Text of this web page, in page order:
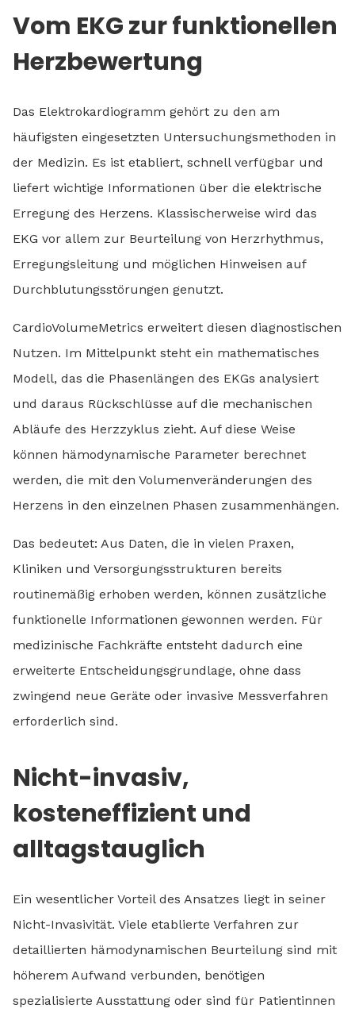
Vom EKG zur funktionellen
Herzbewertung
Das Elektrokardiogramm gehört zu den am
häufigsten eingesetzten Untersuchungsmethoden in
der Medizin. Es ist etabliert, schnell verfügbar und
liefert wichtige Informationen über die elektrische
Erregung des Herzens. Klassischerweise wird das
EKG vor allem zur Beurteilung von Herzrhythmus,
Erregungsleitung und möglichen Hinweisen auf
Durchblutungsstörungen genutzt.
CardioVolumeMetrics erweitert diesen diagnostischen
Nutzen. Im Mittelpunkt steht ein mathematisches
Modell, das die Phasenlängen des EKGs analysiert
und daraus Rückschlüsse auf die mechanischen
Abläufe des Herzzyklus zieht. Auf diese Weise
können hämodynamische Parameter berechnet
werden, die mit den Volumenveränderungen des
Herzens in den einzelnen Phasen zusammenhängen.
Das bedeutet: Aus Daten, die in vielen Praxen,
Kliniken und Versorgungsstrukturen bereits
routinemäßig erhoben werden, können zusätzliche
funktionelle Informationen gewonnen werden. Für
medizinische Fachkräfte entsteht dadurch eine
erweiterte Entscheidungsgrundlage, ohne dass
zwingend neue Geräte oder invasive Messverfahren
erforderlich sind.
Nicht-invasiv,
kosteneffizient und
alltagstauglich
Ein wesentlicher Vorteil des Ansatzes liegt in seiner
Nicht-Invasivität. Viele etablierte Verfahren zur
detaillierten hämodynamischen Beurteilung sind mit
höherem Aufwand verbunden, benötigen
spezialisierte Ausstattung oder sind für Patientinnen